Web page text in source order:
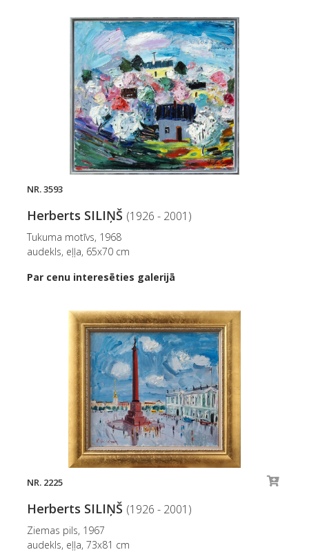
NR. 3593
Herberts SILIŅŠ (1926 - 2001)
Tukuma motīvs, 1968
audekls, eļļa, 65x70 cm
Par cenu interesēties galerijā
NR. 2225
Herberts SILIŅŠ (1926 - 2001)
Ziemas pils, 1967
audekls, eļļa, 73x81 cm